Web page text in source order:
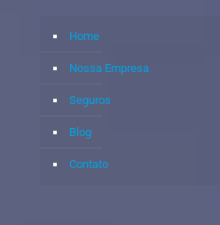
Home
Nossa Empresa
Seguros
Blog
Contato